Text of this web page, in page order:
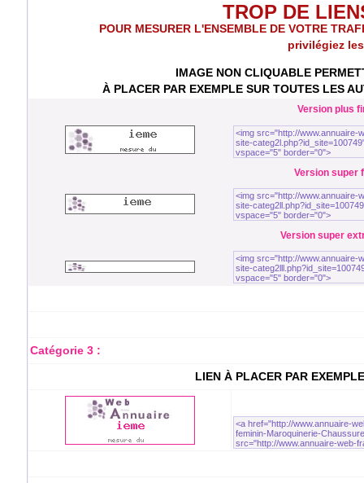
TROP DE
POUR MESURER L'ENSEMBLE DE VOTRE
privilégiez
IMAGE NON CLIQUABLE
À PLACER PAR EXEMPLE SUR TOUTES LES
Version plus
Version super
Version super
Catégorie 3 :
LIEN À PLACER PAR